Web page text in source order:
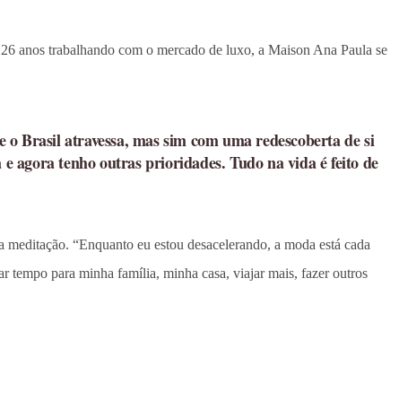
anos trabalhando com o mercado de luxo, a Maison Ana Paula se
Brasil atravessa, mas sim com uma redescoberta de si
agora tenho outras prioridades. Tudo na vida é feito de
“Enquanto eu estou desacelerando, a moda está cada
tempo para minha família, minha casa, viajar mais, fazer outros